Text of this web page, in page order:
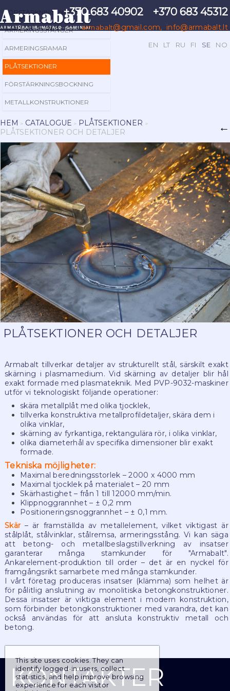
EN LT RU FI SE NO
+370 683 40902 +370 683 45312
Kontakta via e-post:armabalt@gmail.com, info@armabalt.lt
FÖRSTÄRKNINGSNÄT
ARMERINGSSTÄNGER
ARMERINGSRAMAR
PLÅTSEKTIONER
FÖRSTÄRKNINGSBOCKNING
METALLKONSTRUKTIONER
HEM > CATALOGUE > PLÅTSEKTIONER >
PLÅTSEKTIONER OCH DETALJER ←
PLÅTSEKTIONER OCH DETALJER
Armabalt tillverkar detaljer av strukturellt stål, särskilt exakt
skärning i plasmamedium. Vid skärning av detaljer blir hål
exakt formade med plasmateknik. Med PVP-9032-maskiner
utför vi teknologiskt följande operationer:
skära metallplåt med olika tjocklek,
tillverka konstruktiva metallprofildetaljer, skära dem i
olika vinklar,
skärning av fyrkantiga, rektangulära rör, i olika vinklar,
olika diameterhål av specifika dimensioner blir exakt
formade.
Tekniska möjligheter:
Maximal beredningsstorlek – 2000 x 4000 mm
Maximal tjocklek på materialet – 20 mm
Skärhastighet – från 1 till 12000 mm/min.
Klippnoggrannhet – ± 0,2 mm
Positioneringsnoggrannhet – ± 0,1 mm.
Skär– är framställda av metallelement, vilket viktigast är
stålplåt, stålvinklar, stålremsa, armeringsstång. Vi kan säga
att betong- och metallbeslagstillverkning av insatser
garanterar många stamkunder för "Armabalt".
Ankarelement-produktion till order – det är en nyckel för
framgångsrikt samarbete med många stamkunder.
I vårt företag produceras insatser (klämma) som helhet är
för pålitlig anslutning av monolitiska betongkonstruktioner.
Dessa insatser är viktiga element i modern konstruktion,
som förbinder betongkonstruktioner med varandra, det kan
också användas för att ansluta konstruktiv metall och
betong.
smart
foreash
KONTAKTER
This site uses cookies. They can
identify logged-in users, collect
statistics, and help improve browsing
experience for each visitor